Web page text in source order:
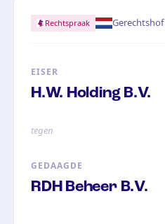
Rechtspraak
EISER
H.W. Holding B.V.
tegen
GEDAAGDE
RDH Beheer B.V.